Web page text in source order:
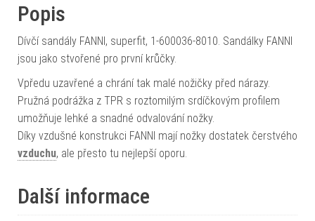
Popis
Dívčí sandály FANNI, superfit, 1-600036-8010. Sandálky FANNI
jsou jako stvořené pro první krůčky.
Vpředu uzavřené a chrání tak malé nožičky před nárazy.
Pružná podrážka z TPR s roztomilým srdíčkovým profilem
umožňuje lehké a snadné odvalování nožky.
Díky vzdušné konstrukci FANNI mají nožky dostatek čerstvého
vzduchu, ale přesto tu nejlepší oporu.
Další informace